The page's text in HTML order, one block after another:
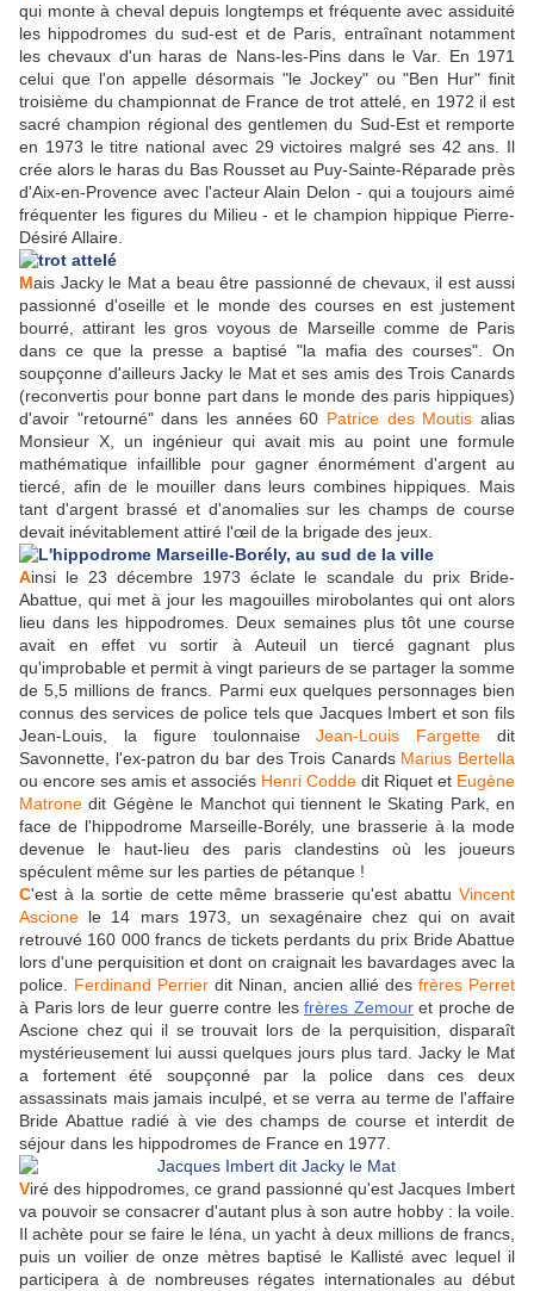
qui monte à cheval depuis longtemps et fréquente avec assiduité
les hippodromes du sud-est et de Paris, entraînant notamment
les chevaux d'un haras de Nans-les-Pins dans le Var. En 1971
celui que l'on appelle désormais "le Jockey" ou "Ben Hur" finit
troisième du championnat de France de trot attelé, en 1972 il est
sacré champion régional des gentlemen du Sud-Est et remporte
en 1973 le titre national avec 29 victoires malgré ses 42 ans. Il
crée alors le haras du Bas Rousset au Puy-Sainte-Réparade près
d'Aix-en-Provence avec l'acteur Alain Delon - qui a toujours aimé
fréquenter les figures du Milieu - et le champion hippique Pierre-
Désiré Allaire.
Mais Jacky le Mat a beau être passionné de chevaux, il est aussi
passionné d'oseille et le monde des courses en est justement
bourré, attirant les gros voyous de Marseille comme de Paris
dans ce que la presse a baptisé "la mafia des courses". On
soupçonne d'ailleurs Jacky le Mat et ses amis des Trois Canards
(reconvertis pour bonne part dans le monde des paris hippiques)
d'avoir "retourné" dans les années 60 Patrice des Moutis alias
Monsieur X, un ingénieur qui avait mis au point une formule
mathématique infaillible pour gagner énormément d'argent au
tiercé, afin de le mouiller dans leurs combines hippiques. Mais
tant d'argent brassé et d'anomalies sur les champs de course
devait inévitablement attiré l'œil de la brigade des jeux.
Ainsi le 23 décembre 1973 éclate le scandale du prix Bride-
Abattue, qui met à jour les magouilles mirobolantes qui ont alors
lieu dans les hippodromes. Deux semaines plus tôt une course
avait en effet vu sortir à Auteuil un tiercé gagnant plus
qu'improbable et permit à vingt parieurs de se partager la somme
de 5,5 millions de francs. Parmi eux quelques personnages bien
connus des services de police tels que Jacques Imbert et son fils
Jean-Louis, la figure toulonnaiseJean-Louis Fargette dit
Savonnette, l'ex-patron du bar des Trois Canards Marius Bertella
ou encore ses amis et associés Henri Codde dit Riquet et Eugène
Matrone dit Gégène le Manchot qui tiennent le Skating Park, en
face de l'hippodrome Marseille-Borély, une brasserie à la mode
devenue le haut-lieu des paris clandestins où les joueurs
spéculent même sur les parties de pétanque !
C'est à la sortie de cette même brasserie qu'est abattu Vincent
Ascione le 14 mars 1973, un sexagénaire chez qui on avait
retrouvé 160 000 francs de tickets perdants du prix Bride Abattue
lors d'une perquisition et dont on craignait les bavardages avec la
police. Ferdinand Perrier dit Ninan, ancien allié des frères Perret
à Paris lors de leur guerre contre les frères Zemouret proche de
Ascione chez qui il se trouvait lors de la perquisition, disparaît
mystérieusement lui aussi quelques jours plus tard. Jacky le Mat
a fortement été soupçonné par la police dans ces deux
assassinats mais jamais inculpé, et se verra au terme de l'affaire
Bride Abattue radié à vie des champs de course et interdit de
séjour dans les hippodromes de France en 1977.
Viré des hippodromes, ce grand passionné qu'est Jacques Imbert
va pouvoir se consacrer d'autant plus à son autre hobby : la voile.
Il achète pour se faire le Iéna, un yacht à deux millions de francs,
puis un voilier de onze mètres baptisé le Kallisté avec lequel il
participera à de nombreuses régates internationales au début